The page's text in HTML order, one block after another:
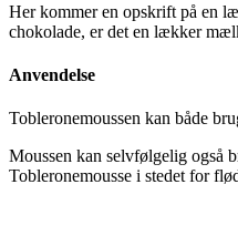
Her kommer en opskrift på en
chokolade, er det en lækker
Anvendelse
Tobleronemoussen kan både
Moussen kan selvfølgelig også
Tobleronemousse i stedet for